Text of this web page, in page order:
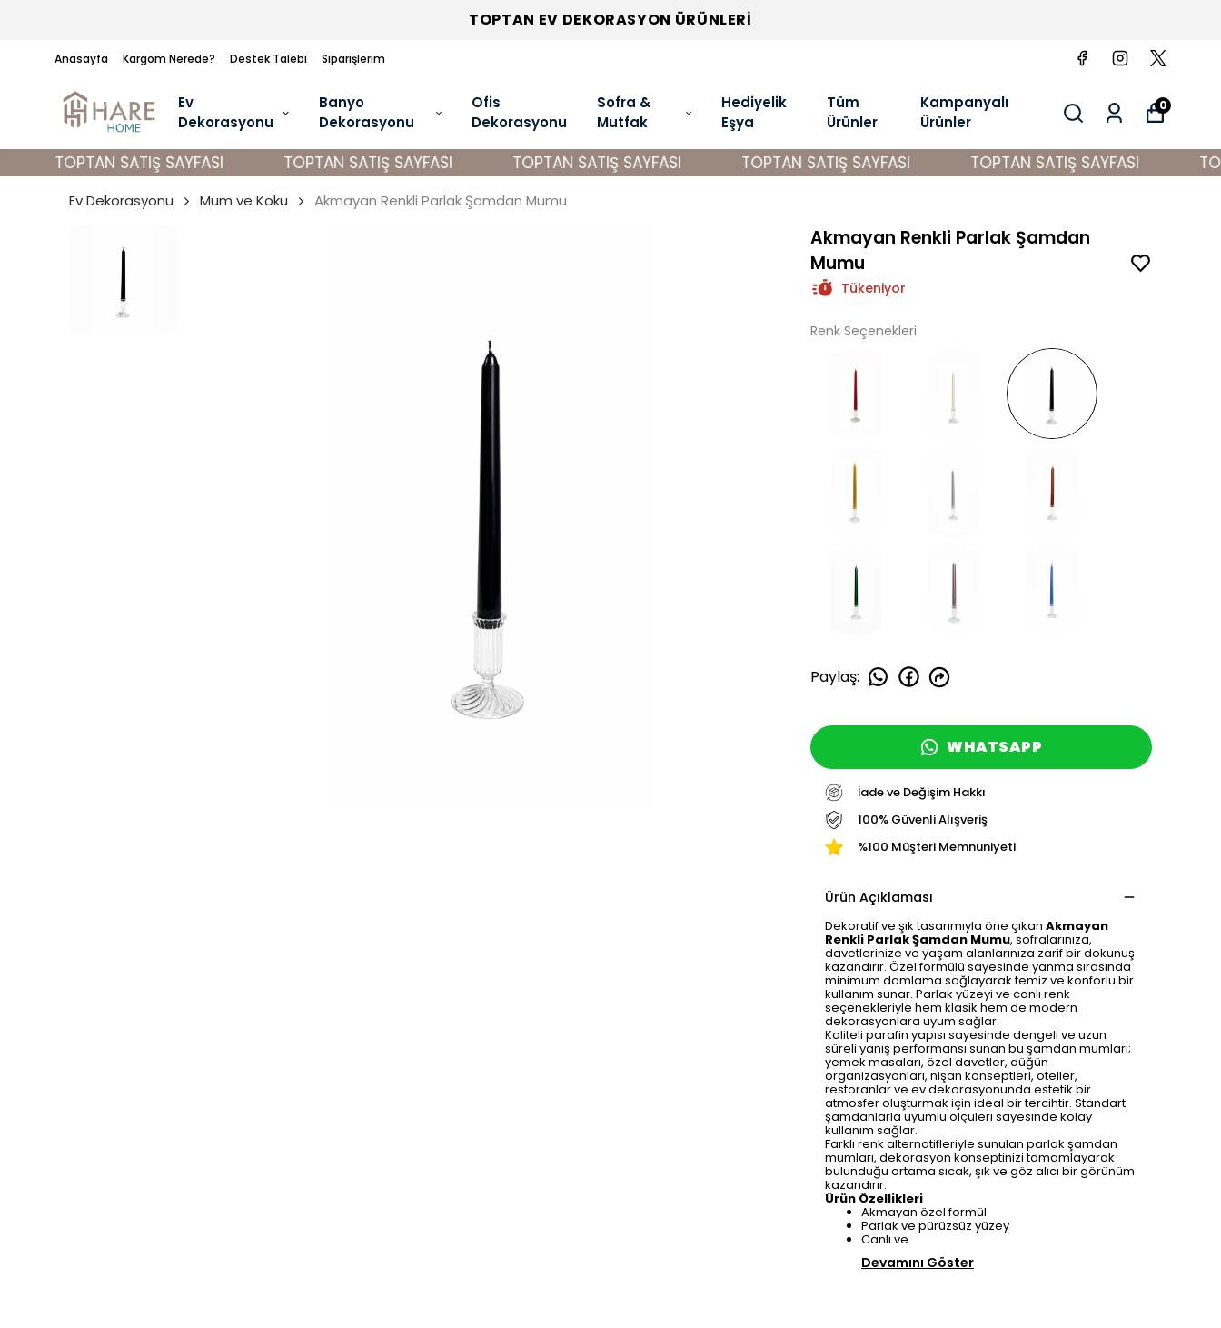
Anasayfa Kargom Nerede? Destek Talebi Siparişlerim
TOPTAN EV DEKORASYON ÜRÜNLERİ
Ev
Dekorasyonu
Banyo
Dekorasyonu
Ofis
Dekorasyonu
Sofra &
Mutfak
Hediyelik
Eşya
Tüm
Ürünler
Kampanyalı
Ürünler
0
TOPTAN SATIŞ SAYFASI TOPTAN SATIŞ SAYFASI TOPTAN SATIŞ SAYFASI TOPTAN SATIŞ SAYFASI TOPTAN SATIŞ SAYFASI
Ev Dekorasyonu Mum ve Koku Akmayan Renkli Parlak Şamdan Mumu
Akmayan Renkli Parlak Şamdan
Mumu
Tükeniyor
Renk Seçenekleri
Paylaş:
WHATSAPP
İade ve Değişim Hakkı
100% Güvenli Alışveriş
%100 Müşteri Memnuniyeti
Ürün Açıklaması
Dekoratif ve şık tasarımıyla öne çıkan Akmayan
Renkli Parlak Şamdan Mumu, sofralarınıza,
davetlerinize ve yaşam alanlarınıza zarif bir dokunuş
kazandırır. Özel formülü sayesinde yanma sırasında
minimum damlama sağlayarak temiz ve konforlu bir
kullanım sunar. Parlak yüzeyi ve canlı renk
seçenekleriyle hem klasik hem de modern
dekorasyonlara uyum sağlar.
Kaliteli parafin yapısı sayesinde dengeli ve uzun
süreli yanış performansı sunan bu şamdan mumları;
yemek masaları, özel davetler, düğün
organizasyonları, nişan konseptleri, oteller,
restoranlar ve ev dekorasyonunda estetik bir
atmosfer oluşturmak için ideal bir tercihtir. Standart
şamdanlarla uyumlu ölçüleri sayesinde kolay
kullanım sağlar.
Farklı renk alternatifleriyle sunulan parlak şamdan
mumları, dekorasyon konseptinizi tamamlayarak
bulunduğu ortama sıcak, şık ve göz alıcı bir görünüm
kazandırır.
Ürün Özellikleri
Akmayan özel formül
Parlak ve pürüzsüz yüzey
Canlı ve
Devamını Göster